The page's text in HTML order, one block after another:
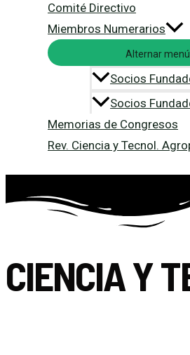
Comité Directivo
Miembros Numerarios
Alternar menú
Socios
Socios
Memorias de Congresos
Rev. Ciencia y Tecnol.
CIENCIA Y